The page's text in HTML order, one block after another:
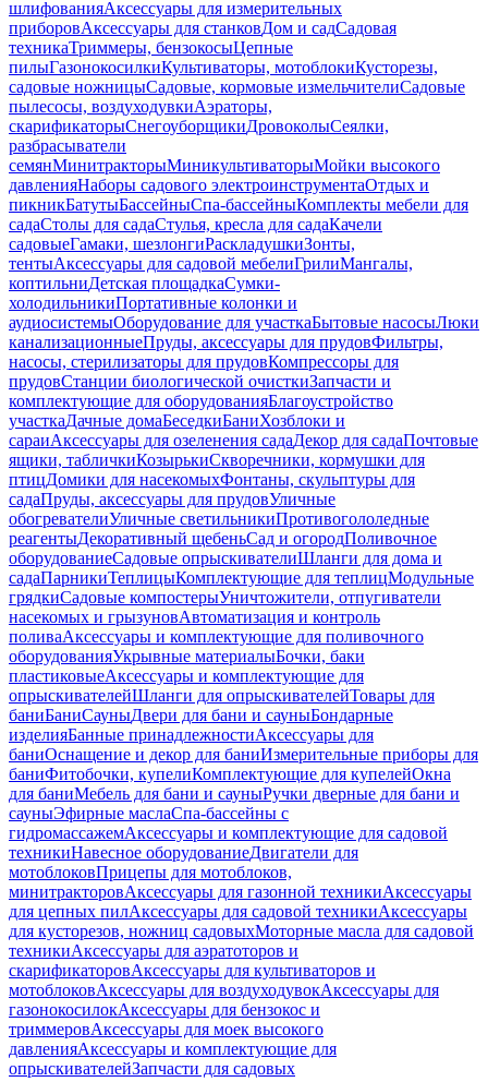
шлифованияАксессуары для измерительных
приборовАксессуары для станковДом и садСадовая
техникаТриммеры, бензокосыЦепные
пилыГазонокосилкиКультиваторы, мотоблокиКусторезы,
садовые ножницыСадовые, кормовые измельчителиСадовые
пылесосы, воздуходувкиАэраторы,
скарификаторыСнегоуборщикиДровоколыСеялки,
разбрасыватели
семянМинитракторыМиникультиваторыМойки высокого
давленияНаборы садового электроинструментаОтдых и
пикникБатутыБассейныСпа-бассейныКомплекты мебели для
садаСтолы для садаСтулья, кресла для садаКачели
садовыеГамаки, шезлонгиРаскладушкиЗонты,
тентыАксессуары для садовой мебелиГрилиМангалы,
коптильниДетская площадкаСумки-
холодильникиПортативные колонки и
аудиосистемыОборудование для участкаБытовые насосыЛюки
канализационныеПруды, аксессуары для прудовФильтры,
насосы, стерилизаторы для прудовКомпрессоры для
прудовСтанции биологической очисткиЗапчасти и
комплектующие для оборудованияБлагоустройство
участкаДачные домаБеседкиБаниХозблоки и
сараиАксессуары для озеленения садаДекор для садаПочтовые
ящики, табличкиКозырькиСкворечники, кормушки для
птицДомики для насекомыхФонтаны, скульптуры для
садаПруды, аксессуары для прудовУличные
обогревателиУличные светильникиПротивогололедные
реагентыДекоративный щебеньСад и огородПоливочное
оборудованиеСадовые опрыскивателиШланги для дома и
садаПарникиТеплицыКомплектующие для теплицМодульные
грядкиСадовые компостерыУничтожители, отпугиватели
насекомых и грызуновАвтоматизация и контроль
поливаАксессуары и комплектующие для поливочного
оборудованияУкрывные материалыБочки, баки
пластиковыеАксессуары и комплектующие для
опрыскивателейШланги для опрыскивателейТовары для
баниБаниСауныДвери для бани и сауныБондарные
изделияБанные принадлежностиАксессуары для
баниОснащение и декор для баниИзмерительные приборы для
баниФитобочки, купелиКомплектующие для купелейОкна
для баниМебель для бани и сауныРучки дверные для бани и
сауныЭфирные маслаСпа-бассейны с
гидромассажемАксессуары и комплектующие для садовой
техникиНавесное оборудованиеДвигатели для
мотоблоковПрицепы для мотоблоков,
минитракторовАксессуары для газонной техникиАксессуары
для цепных пилАксессуары для садовой техникиАксессуары
для кусторезов, ножниц садовыхМоторные масла для садовой
техникиАксессуары для аэратоторов и
скарификаторовАксессуары для культиваторов и
мотоблоковАксессуары для воздуходувокАксессуары для
газонокосилокАксессуары для бензокос и
триммеровАксессуары для моек высокого
давленияАксессуары и комплектующие для
опрыскивателейЗапчасти для садовых